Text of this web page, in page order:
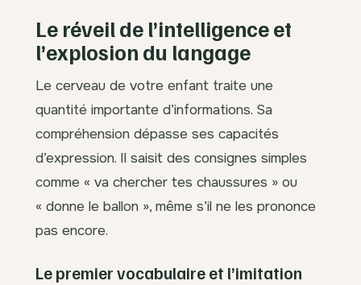
Le réveil de l’intelligence et
l’explosion du langage
Le cerveau de votre enfant traite une
quantité importante d’informations. Sa
compréhension dépasse ses capacités
d’expression. Il saisit des consignes simples
comme « va chercher tes chaussures » ou
« donne le ballon », même s’il ne les prononce
pas encore.
Le premier vocabulaire et l’imitation